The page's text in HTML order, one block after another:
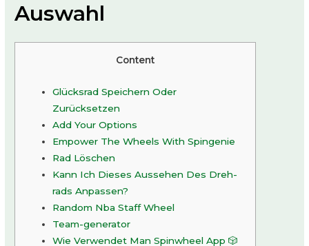
Auswahl
Content
Glücksrad Speichern Oder
Zurücksetzen
Add Your Options
Empower The Wheels With Spingenie
Rad Löschen
Kann Ich Dieses Aussehen Des Dreh-
rads Anpassen?
Random Nba Staff Wheel
Team-generator
Wie Verwendet Man Spinwheel App 🎲